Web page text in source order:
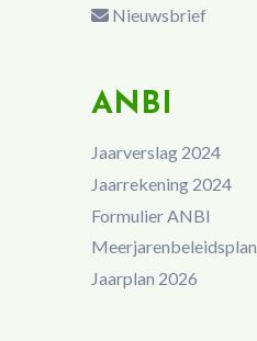
Nieuwsbrief
ANBI
Jaarverslag 2024
Jaarrekening 2024
Formulier ANBI
Meerjarenbeleidsplan
Jaarplan 2026